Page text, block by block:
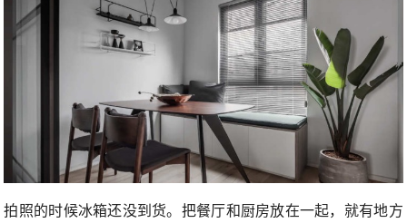
拍照的时候冰箱还没到货。把餐厅和厨房放在一起，就有地方